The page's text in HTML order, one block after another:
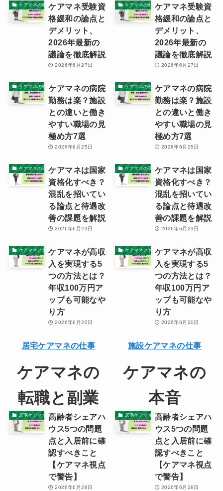
ケアマネの転職ノウハウと体験記
ケアマネ受験資
格緩和の論点と
デメリット、
2026年最新の
議論を徹底解説
2026年6月27日
ケアマネの転職ノウハウと体験記
ケアマネの病院
勤務は楽？施設
との違いと働き
やすい職場の見
極め方7選
2026年6月25日
ケアマネの現実ケアマネは国家
資格化すべき？
混乱を招いてい
る論点と待遇改
善の課題を解説
2026年6月23日
ケアマネとお金・資産ケアマネが高収
入を実現する5
つの方法とは？
年収100万円ア
ップも可能なや
り方
2026年6月20日
居宅ケアマネの仕事
ケアマネの転職ノウハウと体験記
ケアマネ受験資
格緩和の論点と
デメリット、
2026年最新の
議論を徹底解説
2026年6月27日
ケアマネの転職ノウハウと体験記
ケアマネの病院
勤務は楽？施設
との違いと働き
やすい職場の見
極め方7選
2026年6月25日
ケアマネの現実ケアマネは国家
資格化すべき？
混乱を招いてい
る論点と待遇改
善の課題を解説
2026年6月23日
ケアマネとお金・資産ケアマネが高収
入を実現する5
つの方法とは？
年収100万円ア
ップも可能なや
り方
2026年6月20日
施設ケアマネの仕事
ケアマネの
転職と副業
居宅ケアマネの本音高齢者シェアハ
ウス5つの問題
点と入居前に確
認すべきこと
【ケアマネ視点
で警告】
2026年6月28日
ケアマネの
本音
居宅ケアマネの本音高齢者シェアハ
ウス5つの問題
点と入居前に確
認すべきこと
【ケアマネ視点
で警告】
2026年6月28日